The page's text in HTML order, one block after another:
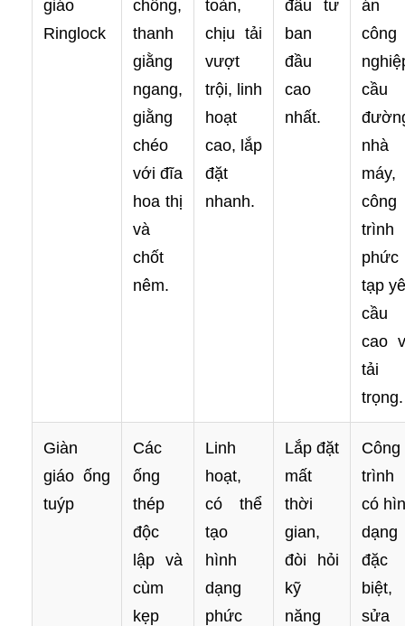
giáo
Ringlock
chống,
thanh
giằng
ngang,
giằng
chéo
với đĩa
hoa thị
và
chốt
nêm.
toàn,
chịu tải
vượt
trội, linh
hoạt
cao, lắp
đặt
nhanh.
đầu tư
ban
đầu
cao
nhất.
án
công
cầu
nhà
máy,
công
trình
phức
tạp
cầu
cao
tải
trọng.
Giàn
giáo ống
tuýp
Các
ống
thép
độc
lập và
cùm
kẹp
Linh
hoạt,
có thể
tạo
hình
dạng
phức
Lắp đặt
mất
thời
gian,
đòi hỏi
kỹ
năng
Công
trình
có
dạng
đặc
biệt,
sửa